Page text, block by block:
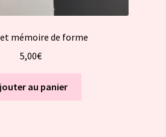
mémoire de forme
5,00€
au panier